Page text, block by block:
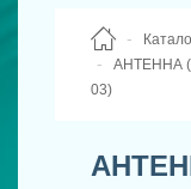
АНТЕННА
03)